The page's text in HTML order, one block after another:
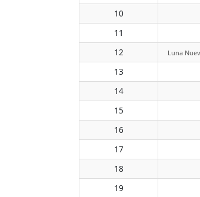
10
11
12 Luna
13
14
15
16
17
18
19